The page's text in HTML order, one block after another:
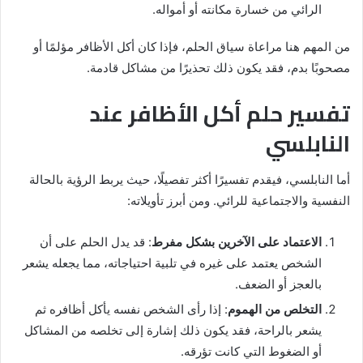
الرائي من خسارة مكانته أو أمواله.
من المهم هنا مراعاة سياق الحلم، فإذا كان أكل الأظافر مؤلمًا أو
مصحوبًا بدم، فقد يكون ذلك تحذيرًا من مشاكل قادمة.
تفسير حلم أكل الأظافر عند
النابلسي
أما النابلسي، فيقدم تفسيرًا أكثر تفصيلًا، حيث يربط الرؤية بالحالة
النفسية والاجتماعية للرائي. ومن أبرز تأويلاته:
الاعتماد على الآخرين بشكل مفرط: قد يدل الحلم على أن
الشخص يعتمد على غيره في تلبية احتياجاته، مما يجعله يشعر
بالعجز أو الضعف.
التخلص من الهموم: إذا رأى الشخص نفسه يأكل أظافره ثم
يشعر بالراحة، فقد يكون ذلك إشارة إلى تخلصه من المشاكل
أو الضغوط التي كانت تؤرقه.